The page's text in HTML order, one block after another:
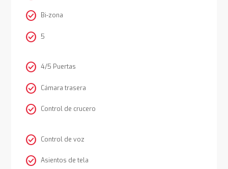
check_circle Bi-zona
check_circle 5
check_circle 4/5 Puertas
check_circle Cámara trasera
check_circle Control de crucero
check_circle Control de voz
check_circle Asientos de tela